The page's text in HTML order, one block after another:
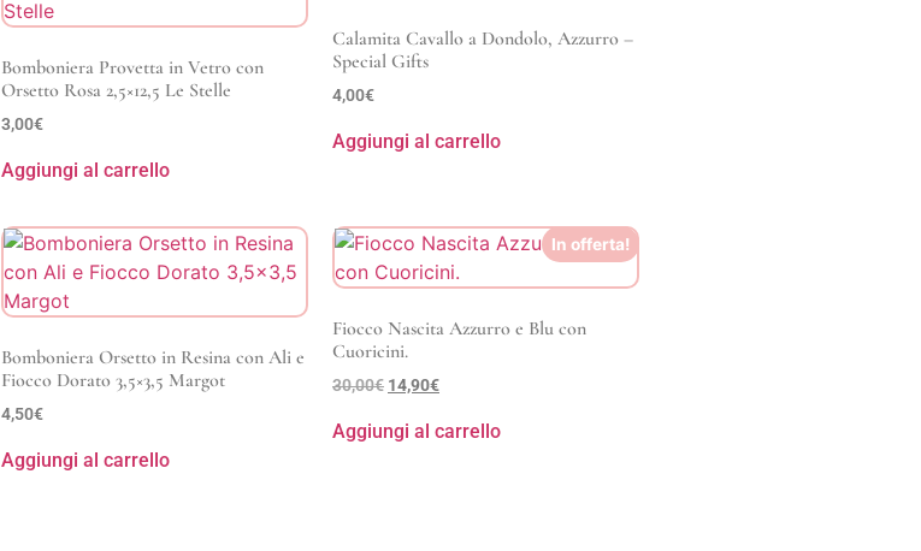
Bomboniera Provetta in Vetro con
Orsetto Rosa 2,5×12,5 Le Stelle
3,00€
Aggiungi al carrello
Calamita Cavallo a Dondolo, Azzurro –
Special Gifts
4,00€
Aggiungi al carrello
Bomboniera Orsetto in Resina con Ali e
Fiocco Dorato 3,5×3,5 Margot
4,50€
Aggiungi al carrello
In offerta!
Fiocco Nascita Azzurro e Blu con
Cuoricini.
30,00€ 14,90€
Aggiungi al carrello